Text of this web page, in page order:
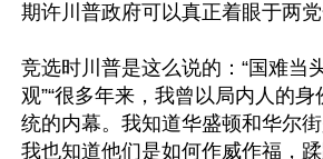
期许川普政府可以真正着眼于两
竞选时川普是这么说的：“国难当
观”“很多年来，我曾以局内人的
统的内幕。我知道华盛顿和华尔
我也知道他们是如何作威作福，